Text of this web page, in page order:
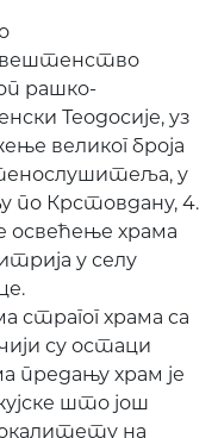
рашко-
Теодосије, уз
великог броја
у
по Крстовдану, 4.
освећење храма
у селу
страгог храма са
чији су остаци
предању храм је
што још
на